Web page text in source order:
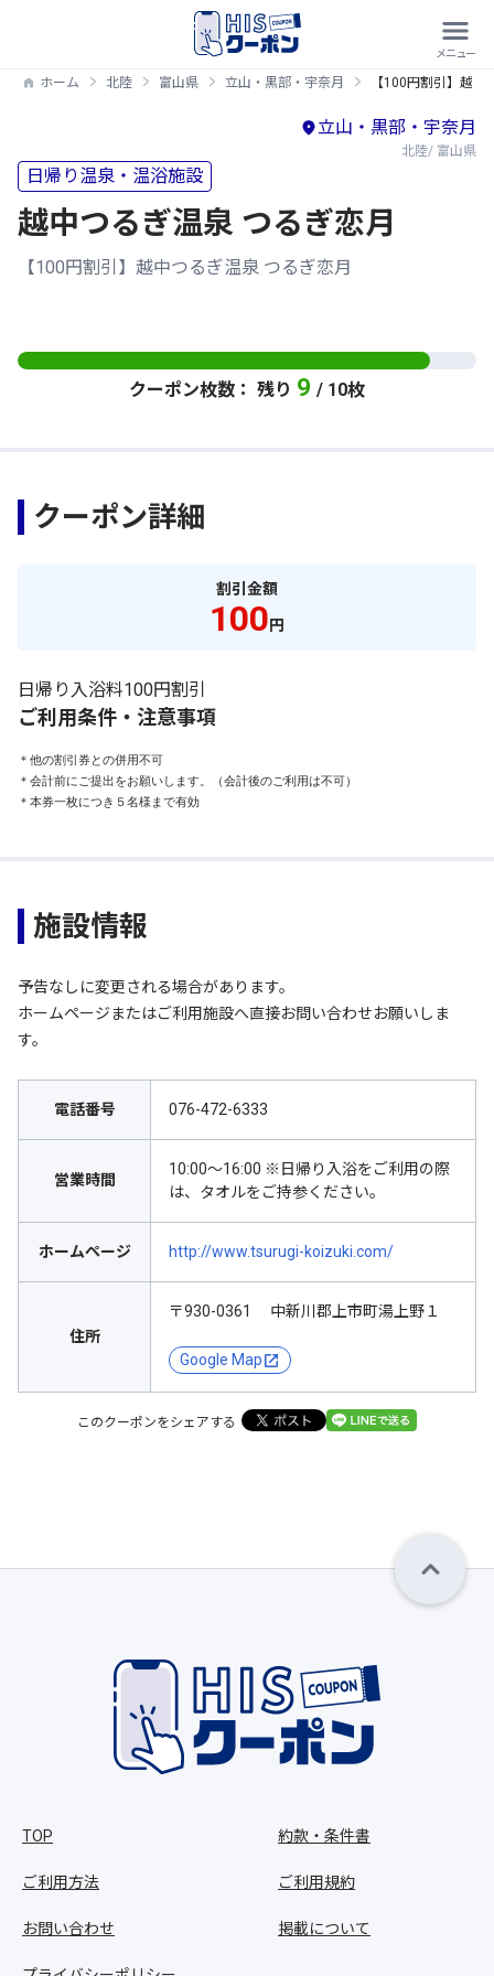
ホーム 北陸 富山県 立山・黒部・宇奈月 【100円割引】越
立山・黒部・宇奈月
北陸/ 富山県
日帰り温泉・温浴施設
越中つるぎ温泉 つるぎ恋月
【100円割引】越中つるぎ温泉 つるぎ恋月
クーポン枚数： 残り 9 / 10枚
クーポン詳細
割引金額
100円
日帰り入浴料100円割引
ご利用条件・注意事項
＊他の割引券との併用不可
＊会計前にご提出をお願いします。（会計後のご利用は不可）
＊本券一枚につき５名様まで有効
施設情報
予告なしに変更される場合があります。
ホームページまたはご利用施設へ直接お問い合わせお願いしま
す。
電話番号 076-472-6333
営業時間
10:00～16:00 ※日帰り入浴をご利用の際
は、タオルをご持参ください。
ホームページ http://www.tsurugi-koizuki.com/
住所
〒930-0361 中新川郡上市町湯上野１
Google Map
このクーポンをシェアする
TOP
ご利用方法
お問い合わせ
約款・条件書
ご利用規約
掲載について